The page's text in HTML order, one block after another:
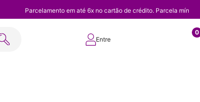
Parcelamento em até 6x no cartão de crédito. Parcela
Entre
0